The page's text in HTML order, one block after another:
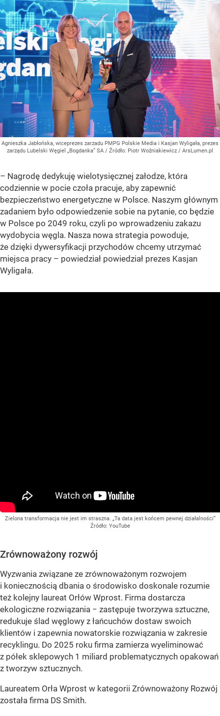
Agnieszka Jabłońska, wiceprezes zarzadu PMPG Polskie Media i Kasjan Wyligała, prezes
zarządu Lubelski Węgiel „Bogdanka” SA / Źródło: Piotr Woźniakiewicz / ArsLumen.pl
– Nagrodę dedykuję wielotysięcznej załodze, która
codziennie w pocie czoła pracuje, aby zapewnić
bezpieczeństwo energetyczne w Polsce. Naszym głównym
zadaniem było odpowiedzenie sobie na pytanie, co będzie
w Polsce po 2049 roku, czyli po wprowadzeniu zakazu
wydobycia węgla. Nasza nowa strategia powoduje,
że dzięki dywersyfikacji przychodów chcemy utrzymać
miejsca pracy – powiedział powiedział prezes Kasjan
Wyligała.
Zielona transformacja nie jest im straszna. „Ta data jest końcem pewnej działalności”
Źródło: YouTube
Zrównoważony rozwój
Wyzwania związane ze zrównoważonym rozwojem
i koniecznością dbania o środowisko doskonale rozumie
też kolejny laureat Orłów Wprost. Firma dostarcza
ekologiczne rozwiązania − zastępuje tworzywa sztuczne,
redukuje ślad węglowy z łańcuchów dostaw swoich
klientów i zapewnia nowatorskie rozwiązania w zakresie
recyklingu. Do 2025 roku firma zamierza wyeliminować
z półek sklepowych 1 miliard problematycznych opakowań
z tworzyw sztucznych.
Laureatem Orła Wprost w kategorii Zrównoważony Rozwój
została firma DS Smith.